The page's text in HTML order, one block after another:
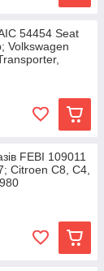
54454 Seat
Volkswagen
FEBI 109011
Citroen C8, C4,